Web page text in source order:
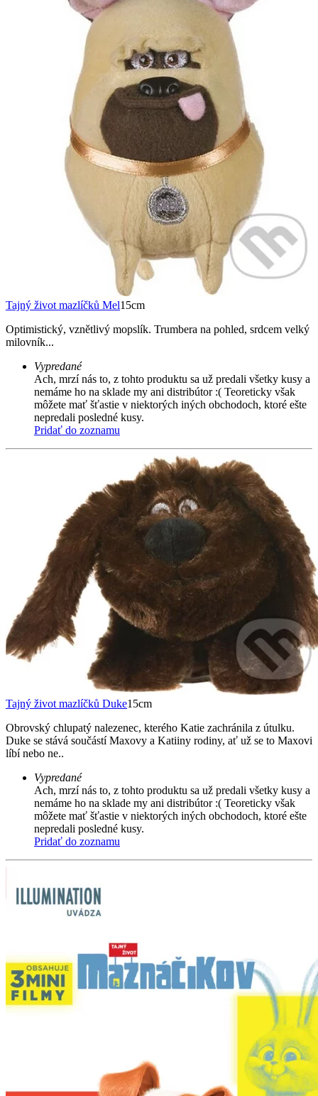
Tajný život mazlíčků Mel15cm
Optimistický, vznětlivý mopslík. Trumbera na pohled, srdcem velký
milovník...
Vypredané
Ach, mrzí nás to, z tohto produktu sa už predali všetky kusy a
nemáme ho na sklade my ani distribútor :( Teoreticky však
môžete mať šťastie v niektorých iných obchodoch, ktoré ešte
nepredali posledné kusy.
Pridať do zoznamu
Tajný život mazlíčků Duke15cm
Obrovský chlupatý nalezenec, kterého Katie zachránila z útulku.
Duke se stává součástí Maxovy a Katiiny rodiny, ať už se to Maxovi
líbí nebo ne..
Vypredané
Ach, mrzí nás to, z tohto produktu sa už predali všetky kusy a
nemáme ho na sklade my ani distribútor :( Teoreticky však
môžete mať šťastie v niektorých iných obchodoch, ktoré ešte
nepredali posledné kusy.
Pridať do zoznamu